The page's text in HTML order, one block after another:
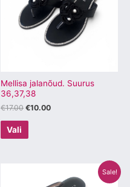
Mellisa jalanõud. Suurus
36,37,38
€17.00 €10.00
Vali
mitu
varianti.
Valikuid
tootelehel.
Sale!
hind